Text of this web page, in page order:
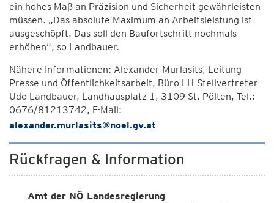
ein hohes Maß an Präzision und Sicherheit gewährleisten
müssen. „Das absolute Maximum an Arbeitsleistung ist
ausgeschöpft. Das soll den Baufortschritt nochmals
erhöhen“, so Landbauer.
Nähere Informationen: Alexander Murlasits, Leitung
Presse und Öffentlichkeitsarbeit, Büro LH-Stellvertreter
Udo Landbauer, Landhausplatz 1, 3109 St. Pölten, Tel.:
0676/81213742, E-Mail:
alexander.murlasits@noel.gv.at
Rückfragen & Information
Amt der NÖ Landesregierung